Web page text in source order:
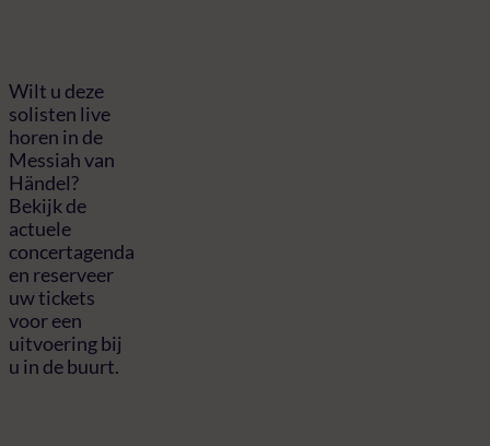
Wilt u deze
solisten live
horen in de
Messiah van
Händel?
Bekijk de
actuele
concertagenda
en reserveer
uw tickets
voor een
uitvoering bij
u in de buurt.